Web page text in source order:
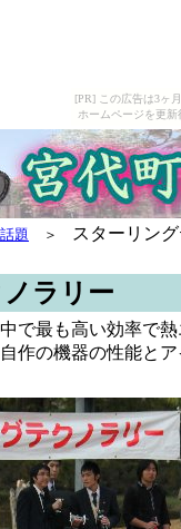
[PR] この広告は3ヶ
ホームページを更
題 ＞ スターリン
ラリー
で最も高い効率で
作の機器の性能と